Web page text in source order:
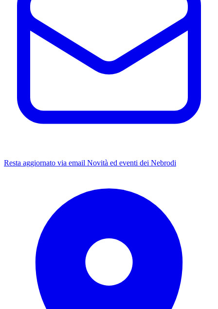
Resta aggiornato via email Novità ed eventi dei Nebrodi